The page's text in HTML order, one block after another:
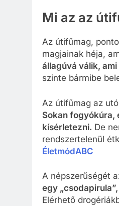
Mi az az
Az útifűmag,
magjainak héja,
állagúvá válik,
szinte bármibe
Az útifűmag az
Sokan fogyókúra,
kísérletezni. De
rendszertelenül
ÉletmódABC
A népszerűségét
egy
Elérhető